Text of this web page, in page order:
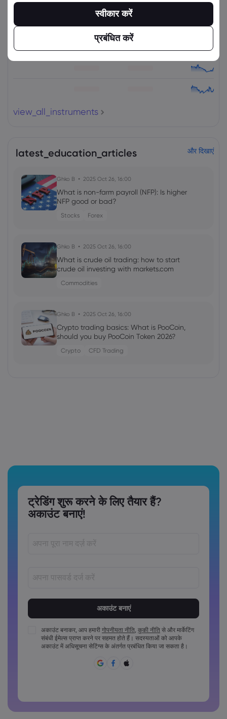
view_all_instruments
latest_education_articles और दिखाएं
Ghko B 2025 Oct 26, 16:00
What is non-farm payroll (NFP): Is higher
NFP good or bad?
Stocks Forex
Ghko B 2025 Oct 26, 16:00
What is crude oil trading: how to start
crude oil investing with markets.com
Commodities
Ghko B 2025 Oct 26, 16:00
Crypto trading basics: What is PooCoin,
should you buy PooCoin Token 2026?
Crypto CFD Trading
ट्रेडिंग शुरू करने के लिए तैयार हैं?
अकाउंट बनाएं!
पासवर्डों में कम से कम 1 अपरकेस कैरेक्टर अवश्य होना चाहिए
पासवर्डों में कम से कम 1 लोअरकेस कैरेक्टर अवश्य होना चाहिए
पासवर्ड का साझा रूप से उपयोग नहीं किया जा सकता
अकाउंट बनाकर, आप हमारी गोपनीयता नीति, कुकी नीति से और मार्केटिंग
संबंधी ईमेल्स प्राप्त करने पर सहमत होते हैं। सदस्यताओं को आपके
अकाउंट में अधिसूचना सेटिंग्स के अंतर्गत प्रबंधित किया जा सकता है।
स्वीकार करें
प्रबंधित करें